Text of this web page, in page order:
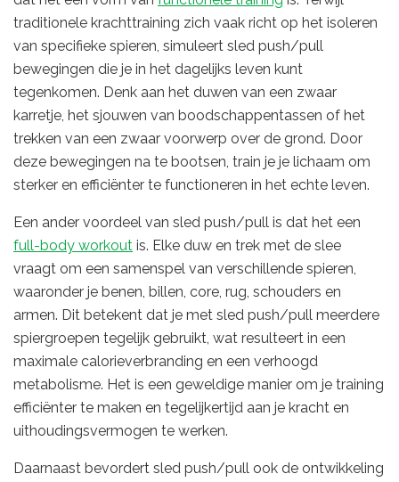
traditionele krachttraining zich vaak richt op het isoleren
van specifieke spieren, simuleert sled push/pull
bewegingen die je in het dagelijks leven kunt
tegenkomen. Denk aan het duwen van een zwaar
karretje, het sjouwen van boodschappentassen of het
trekken van een zwaar voorwerp over de grond. Door
deze bewegingen na te bootsen, train je je lichaam om
sterker en efficiënter te functioneren in het echte leven.
Een ander voordeel van sled push/pull is dat het een
full-body workout is. Elke duw en trek met de slee
vraagt ​​om een ​​samenspel van verschillende spieren,
waaronder je benen, billen, core, rug, schouders en
armen. Dit betekent dat je met sled push/pull meerdere
spiergroepen tegelijk gebruikt, wat resulteert in een
maximale calorieverbranding en een verhoogd
metabolisme. Het is een geweldige manier om je training
efficiënter te maken en tegelijkertijd aan je kracht en
uithoudingsvermogen te werken.
Daarnaast bevordert sled push/pull ook de ontwikkeling